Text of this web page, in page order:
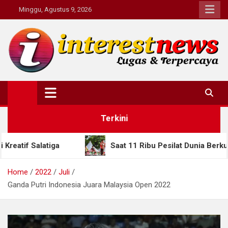
to
content
Minggu, Agustus 9, 2026
Interestnews.or.id
Terkini
Saat 11 Ribu Pesilat Dunia Berkumpul di
Home 2022
Juli
Ganda Putri Indonesia Juara Malaysia Open 2022